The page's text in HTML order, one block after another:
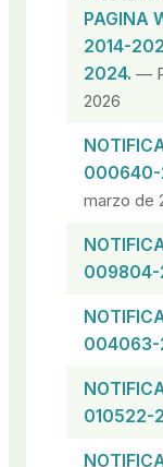
PAGINA
2014-
2024. —
2026
marzo de
009804-
004063-
010522-